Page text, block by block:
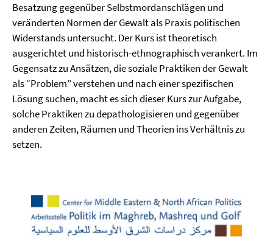
Besatzung gegenüber Selbstmordanschlägen und
veränderten Normen der Gewalt als Praxis politischen
Widerstands untersucht. Der Kurs ist theoretisch
ausgerichtet und historisch-ethnographisch verankert. Im
Gegensatz zu Ansätzen, die soziale Praktiken der Gewalt
als “Problem” verstehen und nach einer spezifischen
Lösung suchen, macht es sich dieser Kurs zur Aufgabe,
solche Praktiken zu depathologisieren und gegenüber
anderen Zeiten, Räumen und Theorien ins Verhältnis zu
setzen.